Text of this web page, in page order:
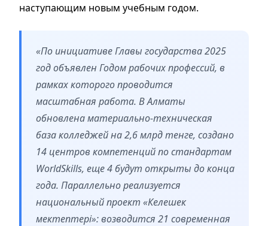
наступающим новым учебным годом.
«По инициативе Главы государства 2025
год объявлен Годом рабочих профессий, в
рамках которого проводится
масштабная работа. В Алматы
обновлена материально-техническая
база колледжей на 2,6 млрд тенге, создано
14 центров компетенций по стандартам
WorldSkills, еще 4 будут открыты до конца
года. Параллельно реализуется
национальный проект «Келешек
мектептері»: возводится 21 современная